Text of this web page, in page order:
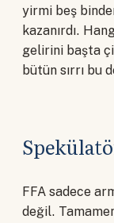
yirmi beş
kazanırdı.
gelirini başta
bütün sırrı bu
FFA sadece
değil.